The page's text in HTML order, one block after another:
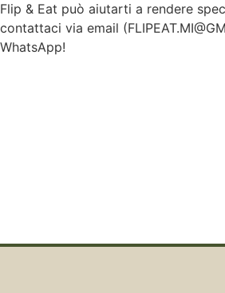
Flip & Eat può aiutarti a rendere
contattaci via email (
WhatsApp!